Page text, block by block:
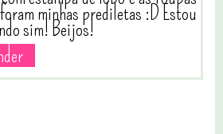
minhas prediletas :D Estou
sim! Beijos!